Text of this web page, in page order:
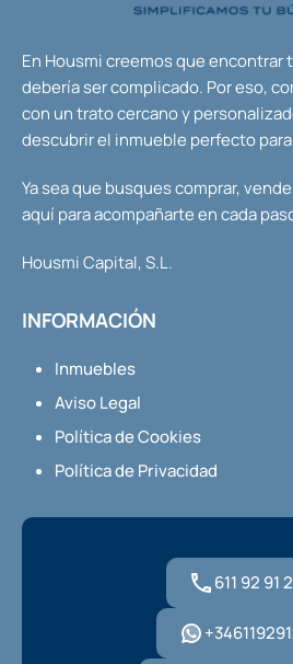
En Housmi creemos que encontrar
debería ser complicado. Por eso,
con un trato cercano y
descubrir el inmueble perfecto
Ya sea que busques comprar,
aquí para acompañarte en cada
Housmi Capital, S.L.
INFORMACIÓN
Inmuebles
Aviso Legal
Política de Cookies
Política de Privacidad
611 92 91